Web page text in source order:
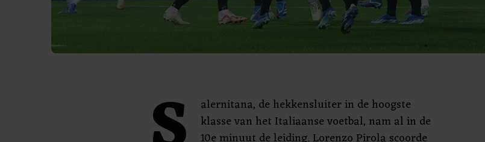
alernitana, de hekkensluiter in de hoogste
klasse van het Italiaanse voetbal, nam al in de